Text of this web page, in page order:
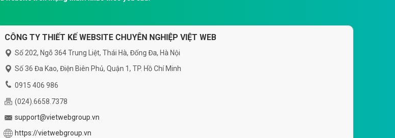
CÔNG TY THIẾT KẾ WEBSITE CHUYÊN NGHIỆP VIỆT WEB
Số 202, Ngõ 364 Trung Liệt, Thái Hà, Đống Đa, Hà Nội
Số 36 Đa Kao, Điện Biên Phủ, Quận 1, TP. Hồ Chí Minh
0915 406 986
(024).6658.7378
support@vietwebgroup.vn
https://vietwebgroup.vn